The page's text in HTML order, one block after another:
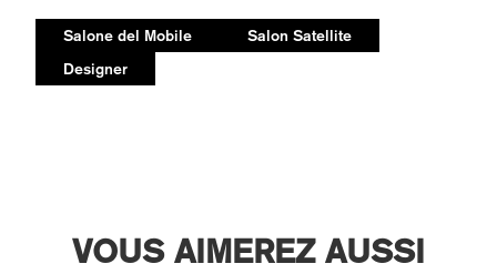
Salone del Mobile
Salon Satellite
Designer
VOUS AIMEREZ AUSSI